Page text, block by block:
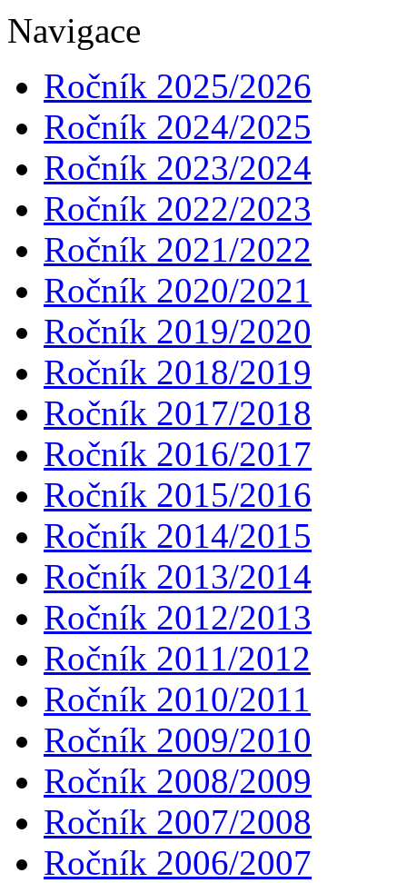
Navigace
Ročník 2025/2026
Ročník 2024/2025
Ročník 2023/2024
Ročník 2022/2023
Ročník 2021/2022
Ročník 2020/2021
Ročník 2019/2020
Ročník 2018/2019
Ročník 2017/2018
Ročník 2016/2017
Ročník 2015/2016
Ročník 2014/2015
Ročník 2013/2014
Ročník 2012/2013
Ročník 2011/2012
Ročník 2010/2011
Ročník 2009/2010
Ročník 2008/2009
Ročník 2007/2008
Ročník 2006/2007